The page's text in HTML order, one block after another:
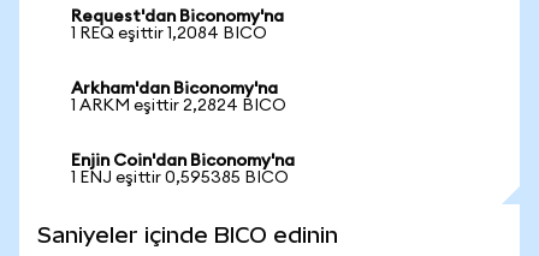
Request'dan Biconomy'na
1 REQ eşittir 1,2084 BICO
Arkham'dan Biconomy'na
1 ARKM eşittir 2,2824 BICO
Enjin Coin'dan Biconomy'na
1 ENJ eşittir 0,595385 BICO
Saniyeler içinde BICO edinin